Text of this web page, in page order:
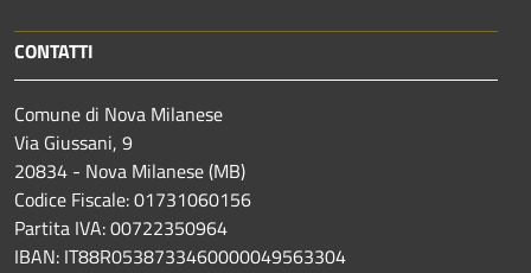
CONTATTI
Comune di Nova Milanese
Via Giussani, 9
20834 - Nova Milanese (MB)
Codice Fiscale: 01731060156
Partita IVA: 00722350964
IBAN: IT88R0538733460000049563304